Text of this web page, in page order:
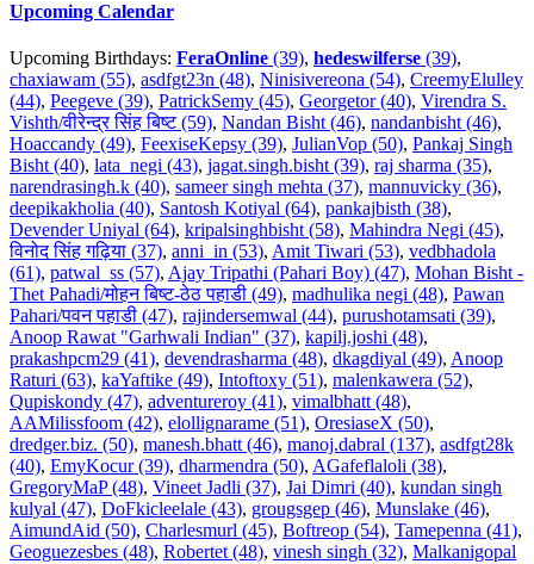
Upcoming Calendar
Upcoming Birthdays: FeraOnline (39), hedeswilferse (39),
chaxiawam (55), asdfgt23n (48), Ninisivereona (54), CreemyElulley
(44), Peegeve (39), PatrickSemy (45), Georgetor (40), Virendra S.
Vishth/वीरेन्द्र सिंह बिष्ट (59), Nandan Bisht (46), nandanbisht (46),
Hoaccandy (49), FeexiseKepsy (39), JulianVop (50), Pankaj Singh
Bisht (40), lata_negi (43), jagat.singh.bisht (39), raj sharma (35),
narendrasingh.k (40), sameer singh mehta (37), mannuvicky (36),
deepikakholia (40), Santosh Kotiyal (64), pankajbisth (38),
Devender Uniyal (64), kripalsinghbisht (58), Mahindra Negi (45),
विनोद सिंह गढ़िया (37), anni_in (53), Amit Tiwari (53), vedbhadola
(61), patwal_ss (57), Ajay Tripathi (Pahari Boy) (47), Mohan Bisht -
Thet Pahadi/मोहन बिष्ट-ठेठ पहाडी (49), madhulika negi (48), Pawan
Pahari/पवन पहाडी (47), rajindersemwal (44), purushotamsati (39),
Anoop Rawat "Garhwali Indian" (37), kapilj.joshi (48),
prakashpcm29 (41), devendrasharma (48), dkagdiyal (49), Anoop
Raturi (63), kaYaftike (49), Intoftoxy (51), malenkawera (52),
Qupiskondy (47), adventureroy (41), vimalbhatt (48),
AAMilissfoom (42), elollignarame (51), OresiaseX (50),
dredger.biz. (50), manesh.bhatt (46), manoj.dabral (137), asdfgt28k
(40), EmyKocur (39), dharmendra (50), AGafeflaloli (38),
GregoryMaP (48), Vineet Jadli (37), Jai Dimri (40), kundan singh
kulyal (47), DoFkicleelale (43), grougsgep (46), Munslake (46),
AimundAid (50), Charlesmurl (45), Boftreop (54), Tamepenna (41),
Geoguezesbes (48), Robertet (48), vinesh singh (32), Malkanigopal